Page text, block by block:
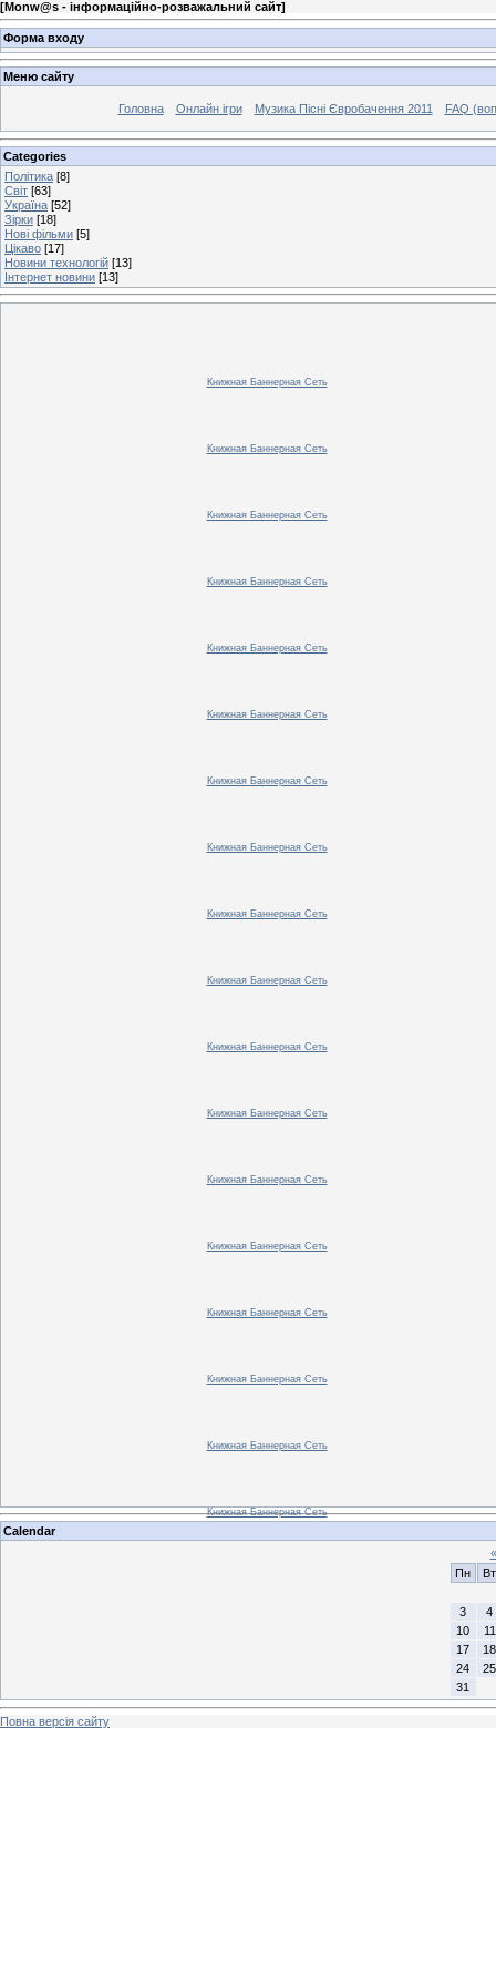
[Monw@s - інформаційно-розважальний сайт]
Форма входу
Меню сайту
Головна Онлайн ігри Музика Пісні Євробачення 2011 FAQ
Categories
Політика [8]
Світ [63]
Україна [52]
Зірки [18]
Нові фільми [5]
Цікаво [17]
Новини технологій [13]
Інтернет новини [13]
Книжная Баннерная Сеть
Книжная Баннерная Сеть
Книжная Баннерная Сеть
Книжная Баннерная Сеть
Книжная Баннерная Сеть
Книжная Баннерная Сеть
Книжная Баннерная Сеть
Книжная Баннерная Сеть
Книжная Баннерная Сеть
Книжная Баннерная Сеть
Книжная Баннерная Сеть
Книжная Баннерная Сеть
Книжная Баннерная Сеть
Книжная Баннерная Сеть
Книжная Баннерная Сеть
Книжная Баннерная Сеть
Книжная Баннерная Сеть
Книжная Баннерная Сеть
Calendar
«
Пн
Вт
3
4
10
11
17
18
24
25
31
Повна версія сайту